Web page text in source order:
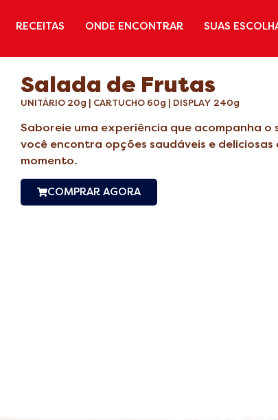
RECEITAS ONDE ENCONTRAR SUAS
Salada de Frutas
UNITÁRIO 20g | CARTUCHO 60g | DISPLAY 240g
Saboreie uma experiência que acompanha o
você encontra opções saudáveis e
momento.
COMPRAR AGORA